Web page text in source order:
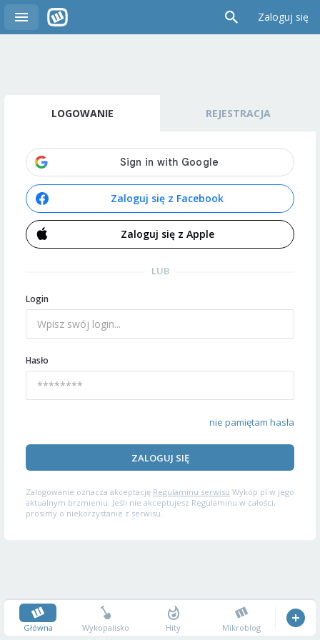
Zaloguj się
LOGOWANIE REJESTRACJA
Zaloguj się z Facebook
Zaloguj się z Apple
LUB
Login
Hasło
nie pamiętam hasła
ZALOGUJ SIĘ
Zalogowanie oznacza akceptację Regulaminu serwisu Wykop.pl w jego
aktualnym brzmieniu. Jeśli nie akceptujesz Regulaminu w całości,
prosimy o niekorzystanie z serwisu.
Główna Wykopalisko Hity Mikroblog